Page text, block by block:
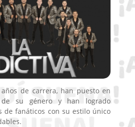
de carrera, han puesto en
su género y han logrado
de fanáticos con su estilo único